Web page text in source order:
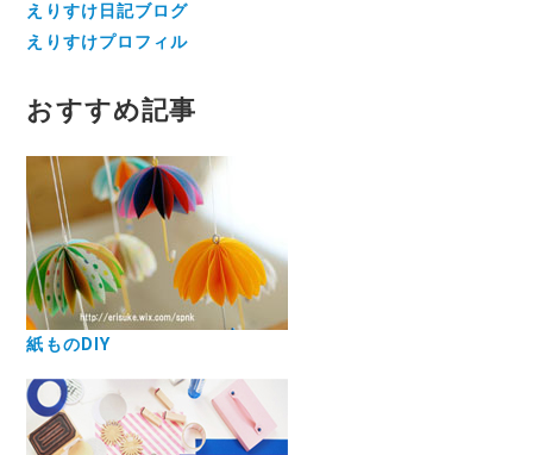
えりすけ日記ブログ
えりすけプロフィル
おすすめ記事
紙ものDIY